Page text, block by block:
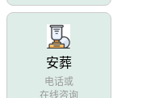
安葬
电话或
在线咨询